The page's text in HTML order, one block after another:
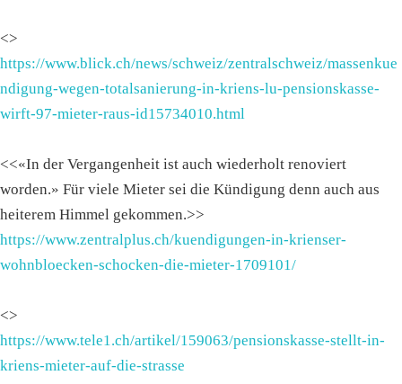
<>
https://www.blick.ch/news/schweiz/zentralschweiz/massenkue
ndigung-wegen-totalsanierung-in-kriens-lu-pensionskasse-
wirft-97-mieter-raus-id15734010.html
<<«In der Vergangenheit ist auch wiederholt renoviert
worden.» Für viele Mieter sei die Kündigung denn auch aus
heiterem Himmel gekommen.>>
https://www.zentralplus.ch/kuendigungen-in-krienser-
wohnbloecken-schocken-die-mieter-1709101/
<>
https://www.tele1.ch/artikel/159063/pensionskasse-stellt-in-
kriens-mieter-auf-die-strasse